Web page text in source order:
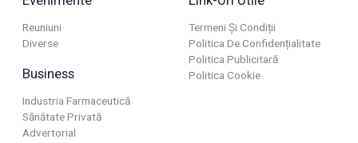
Reuniuni
Diverse
Business
Industria Farmaceutică
Sănătate Privată
Advertorial
Termeni Și Condiții
Politica De Confidențialitate
Politica Publicitară
Politica Cookie